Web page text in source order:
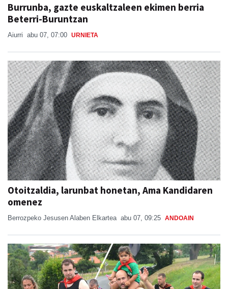
Burrunba, gazte euskaltzaleen ekimen berria
Beterri-Buruntzan
Aiurri abu 07, 07:00 URNIETA
Otoitzaldia, larunbat honetan, Ama Kandidaren
omenez
Berrozpeko Jesusen Alaben Elkartea abu 07, 09:25 ANDOAIN